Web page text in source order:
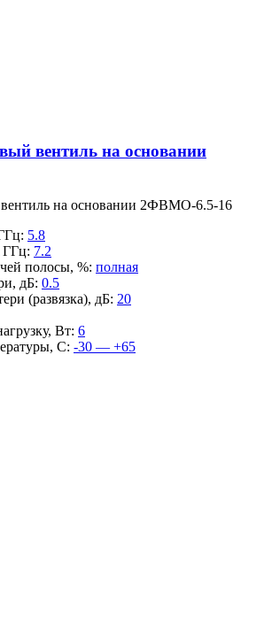
вентиль на основании
на основании 2ФВМO-6.5-16
: 5.8
ГГц: 7.2
полосы, %: полная
дБ: 0.5
(развязка), дБ: 20
Вт: 6
С: -30 — +65